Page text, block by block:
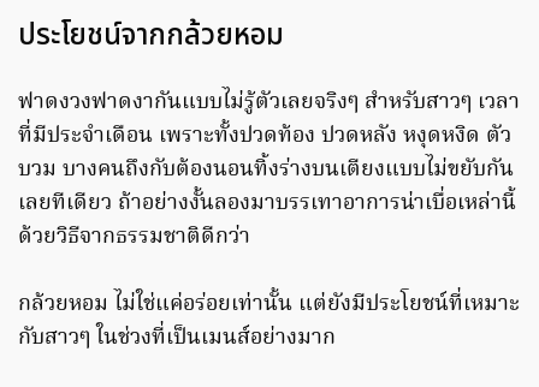
ประโยชน์จากกล้วยหอม
ฟาดงวงฟาดงากันแบบไม่รู้ตัวเลยจริงๆ สำหรับสาวๆ เวลา
ที่มีประจำเดือน เพราะทั้งปวดท้อง ปวดหลัง หงุดหงิด ตัว
บวม บางคนถึงกับต้องนอนทิ้งร่างบนเตียงแบบไม่ขยับกัน
เลยทีเดียว ถ้าอย่างงั้นลองมาบรรเทาอาการน่าเบื่อเหล่านี้
ด้วยวิธีจากธรรมชาติดีกว่า
กล้วยหอม ไม่ใช่แค่อร่อยเท่านั้น แต่ยังมีประโยชน์ที่เหมาะ
กับสาวๆ ในช่วงที่เป็นเมนส์อย่างมาก